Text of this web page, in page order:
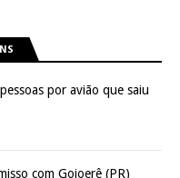
por avião que saiu
com Goioerê (PR)